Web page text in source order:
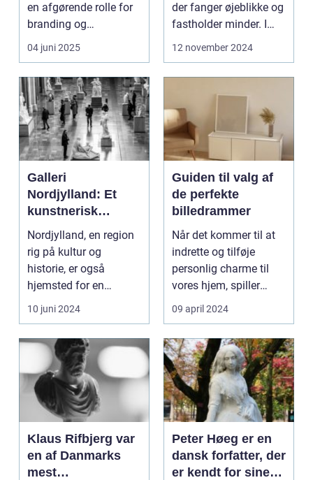
en afgørende rolle for
branding og
markedsfø...
04 juni 2025
der fanger øjeblikke og
fastholder minder. I
dag, mere end n...
12 november 2024
Galleri
Nordjylland: Et
kunstnerisk
epicenter i det
danske landskab
Nordjylland, en region
rig på kultur og
historie, er også
hjemsted for en
spirende kunstscene.
Regio...
10 juni 2024
Guiden til valg af
de perfekte
billedrammer
Når det kommer til at
indrette og tilføje
personlig charme til
vores hjem, spiller
billedrammer en a...
09 april 2024
Klaus Rifbjerg var
en af Danmarks
mest
Peter Høeg er en
dansk forfatter, der
er kendt for sine